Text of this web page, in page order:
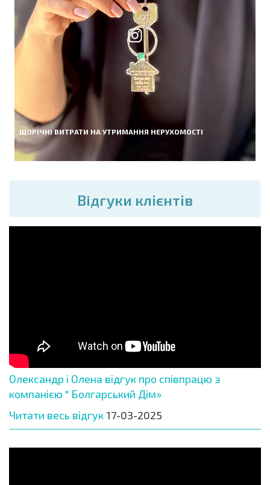
ЩОРІЧНІ ВИТРАТИ НА УТРИМАННЯ НЕРУХОМОСТІ
Вiдгуки клієнтів
Олександр і Олена відгук про співпрацю з
компанією " Болгарський Дім»
Читати весь відгук 17-03-2025